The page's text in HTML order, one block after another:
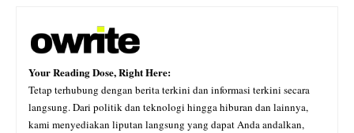
Your Reading Dose, Right Here:
Tetap terhubung dengan berita terkini dan informasi terkini secara
langsung. Dari politik dan teknologi hingga hiburan dan lainnya,
kami menyediakan liputan langsung yang dapat Anda andalkan,